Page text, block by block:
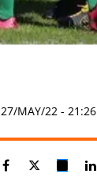
27/MAY/22 - 21:26